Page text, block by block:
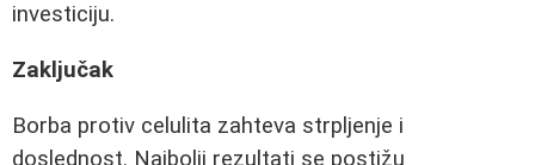
investiciju.
Zaključak
Borba protiv celulita zahteva strpljenje i
doslednost. Najbolji rezultati se postižu